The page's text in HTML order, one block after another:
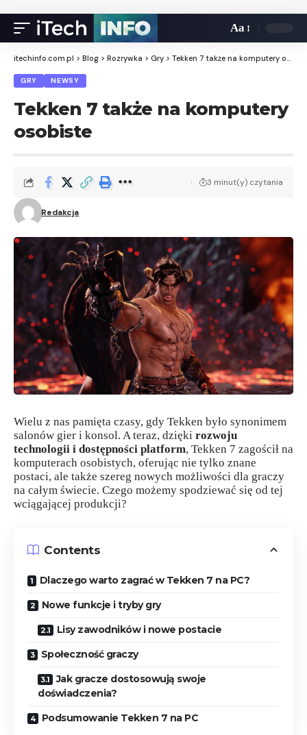
Aa
itechinfo.com.pl > Blog > Rozrywka > Gry > Tekken 7 także na komputery osobiste
GRY NEWSY
Tekken 7 także na komputery
osobiste
Redakcja
3 minut(y) czytania
Wielu z nas pamięta czasy, gdy Tekken było synonimem
salonów gier i konsol. A teraz, dzięki rozwoju
technologii i dostępności platform, Tekken 7 zagościł na
komputerach osobistych, oferując nie tylko znane
postaci, ale także szereg nowych możliwości dla graczy
na całym świecie. Czego możemy spodziewać się od tej
wciągającej produkcji?
Contents
Dlaczego warto zagrać w Tekken 7 na PC?
Nowe funkcje i tryby gry
Lisy zawodników i nowe postacie
Społeczność graczy
Jak gracze dostosowują swoje
doświadczenia?
Podsumowanie Tekken 7 na PC